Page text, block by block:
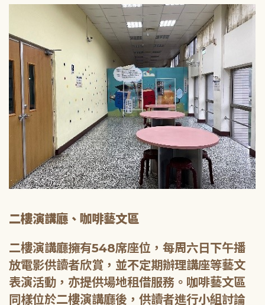
二樓演講廳、咖啡藝文區
二樓演講廳擁有548席座位，每周六日下午播
放電影供讀者欣賞，並不定期辦理講座等藝文
表演活動，亦提供場地租借服務。咖啡藝文區
同樣位於二樓演講廳後，供讀者進行小組討論